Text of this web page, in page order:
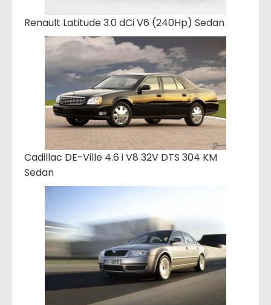
Renault Latitude 3.0 dCi V6 (240Hp) Sedan
Cadillac DE-Ville 4.6 i V8 32V DTS 304 KM
Sedan